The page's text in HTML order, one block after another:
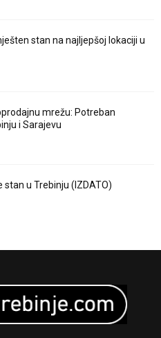
stan na najljepšoj lokaciji u
mrežu: Potreban
i Sarajevu
stan u Trebinju (IZDATO)